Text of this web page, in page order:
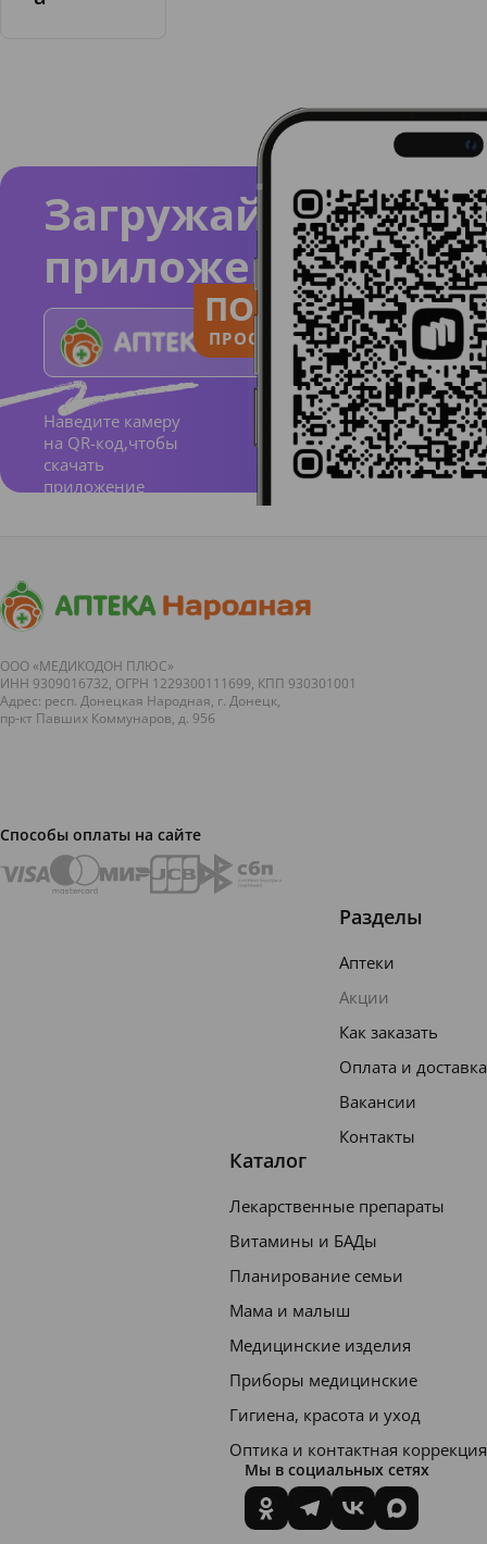
Загружайте
приложение
Наведите камеру
на QR-код,чтобы
скачать
приложение
ПОЛЬЗУЙСЯ
ПРОСТО И ПОНЯТНО
ООО «МЕДИКОДОН ПЛЮС»
ИНН 9309016732, ОГРН 1229300111699, КПП 930301001
Адрес: респ. Донецкая Народная, г. Донецк,
пр-кт Павших Коммунаров, д. 95б
Способы оплаты на сайте
Разделы
Аптеки
Акции
Как заказать
Оплата и доставка
Вакансии
Контакты
Каталог
Лекарственные препараты
Витамины и БАДы
Планирование семьи
Мама и малыш
Медицинские изделия
Приборы медицинские
Гигиена, красота и уход
Оптика и контактная коррекция
Мы в социальных сетях